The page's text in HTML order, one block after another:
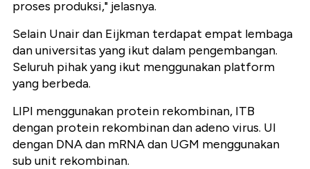
proses produksi," jelasnya.
Selain Unair dan Eijkman terdapat empat lembaga
dan universitas yang ikut dalam pengembangan.
Seluruh pihak yang ikut menggunakan platform
yang berbeda.
LIPI menggunakan protein rekombinan, ITB
dengan protein rekombinan dan adeno virus. UI
dengan DNA dan mRNA dan UGM menggunakan
sub unit rekombinan.